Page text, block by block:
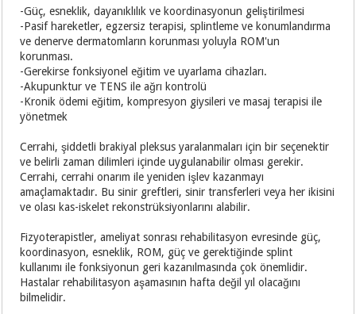
-Güç, esneklik, dayanıklılık ve koordinasyonun geliştirilmesi
-Pasif hareketler, egzersiz terapisi, splintleme ve konumlandırma
ve denerve dermatomların korunması yoluyla ROM'un
korunması.
-Gerekirse fonksiyonel eğitim ve uyarlama cihazları.
-Akupunktur ve TENS ile ağrı kontrolü
-Kronik ödemi eğitim, kompresyon giysileri ve masaj terapisi ile
yönetmek
Cerrahi, şiddetli brakiyal pleksus yaralanmaları için bir seçenektir
ve belirli zaman dilimleri içinde uygulanabilir olması gerekir.
Cerrahi, cerrahi onarım ile yeniden işlev kazanmayı
amaçlamaktadır. Bu sinir greftleri, sinir transferleri veya her ikisini
ve olası kas-iskelet rekonstrüksiyonlarını alabilir.
Fizyoterapistler, ameliyat sonrası rehabilitasyon evresinde güç,
koordinasyon, esneklik, ROM, güç ve gerektiğinde splint
kullanımı ile fonksiyonun geri kazanılmasında çok önemlidir.
Hastalar rehabilitasyon aşamasının hafta değil yıl olacağını
bilmelidir.